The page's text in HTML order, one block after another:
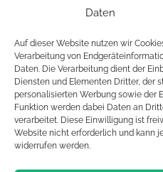
Daten
Auf dieser Website nutzen wir
Verarbeitung von
Daten. Die Verarbeitung dient der
Diensten und Elementen Dritter, der
personalisierten Werbung sowie der
Funktion werden dabei Daten an
verarbeitet. Diese Einwilligung ist
Website nicht erforderlich und kann
widerrufen werden.